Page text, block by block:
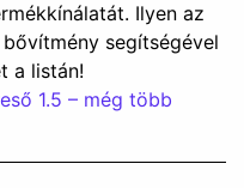
Ilyen az
segítségével
a listán!
1.5 – még több